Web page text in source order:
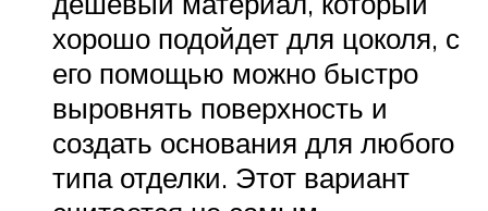
хорошо подойдет для цоколя, с
его помощью можно быстро
выровнять поверхность и
создать основания для любого
типа отделки. Этот вариант